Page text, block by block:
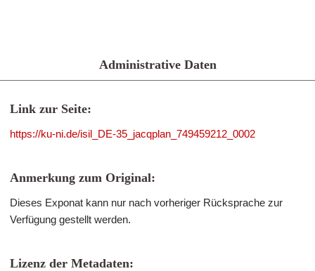
Administrative Daten
Link zur Seite:
https://ku-ni.de/isil_DE-35_jacqplan_749459212_0002
Anmerkung zum Original:
Dieses Exponat kann nur nach vorheriger Rücksprache zur
Verfügung gestellt werden.
Lizenz der Metadaten: